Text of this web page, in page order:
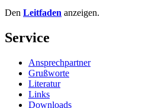
Den Leitfaden anzeigen.
Service
Ansprechpartner
Grußworte
Literatur
Links
Downloads